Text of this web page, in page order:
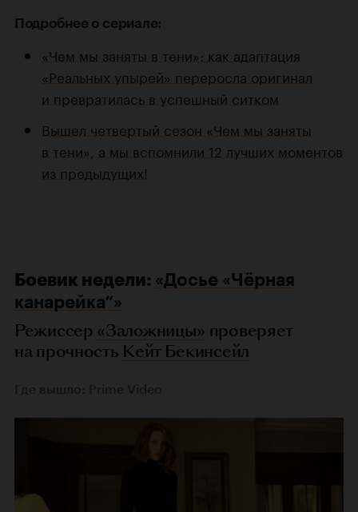
Подробнее о сериале:
«Чем мы заняты в тени»: как адаптация
«Реальных упырей» переросла оригинал
и превратилась в успешный ситком
Вышел четвертый сезон «Чем мы заняты
в тени», а мы вспомнили 12 лучших моментов
из предыдущих!
Боевик недели: «Досье «Чёрная
канарейка“»
Режиссер «Заложницы» проверяет
на прочность Кейт Бекинсейл